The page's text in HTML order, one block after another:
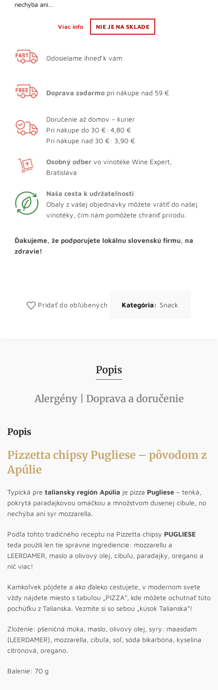
nechýba ani…
Viac info NIE JE NA SKLADE
Odosielame ihneď k vám
Doprava zadarmo pri nákupe nad 59 €
Doručenie až domov – kuriér
Pri nákupe do 30 €: 4,80 €
Pri nákupe nad 30 €: 3,90 €
Osobný odber vo vínotéke Wine Expert,
Bratislava
Naša cesta k udržateľnosti
Obaly z vašej objednávky môžete vrátiť do našej
vínotéky, čím nám pomôžete chrániť prírodu.
Ďakujeme, že podporujete lokálnu slovenskú firmu, na
zdravie!
Pridať do obľúbených Kategória: Snack
Popis
Alergény | Doprava a doručenie
Popis
Pizzetta chipsy Pugliese – pôvodom z
Apúlie
Typická pre taliansky región Apúlia je pizza Pugliese – tenká,
pokrytá paradajkovou omáčkou a množstvom dusenej cibule, no
nechýba ani syr mozzarella.
Podľa tohto tradičného receptu na Pizzetta chipsy PUGLIESE
teda použili len tie správne ingrediencie: mozzarellu a
LEERDAMER, maslo a olivový olej, cibuľu, paradajky, oregano a
nič viac!
Kamkoľvek pôjdete a ako ďaleko cestujete, v modernom svete
vždy nájdete miesto s tabuľou „PIZZA“, kde môžete ochutnať túto
pochúťku z Talianska. Vezmite si so sebou „kúsok Talianska“!
Zloženie: pšeničná múka, maslo, olivový olej, syry: maasdam
(LEERDAMER), mozzarella, cibuľa, soľ, sóda bikarbóna, kyselina
citrónová, oregano.
Balenie: 70 g